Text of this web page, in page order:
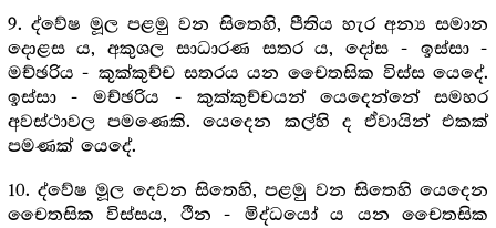
9. ද්වේෂ මූල පළමු වන සිතෙහි, පීතිය හැර අන්‍ය සමාන
දොළස ය, අකුශල සාධාරණ සතර ය, දෝස - ඉස්සා -
මච්ඡරිය - කුක්කුච්ච සතරය යන චෛතසික විස්ස යෙදේ.
ඉස්සා - මච්ඡරිය - කුක්කුච්චයන් යෙදෙන්නේ සමහර
අවස්ථාවල පමණෙකි. යෙදෙන කල්හි ද ඒවායින් එකක්
පමණක් යෙදේ.
10. ද්වේෂ මූල දෙවන සිතෙහි, පළමු වන සිතෙහි යෙදෙන
චෛතසික විස්සය, ථීන - මිද්ධයෝ ය යන චෛතසික